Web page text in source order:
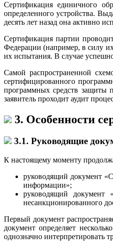
Сертификация единичного
определенного устройства.
десять лет назад она активно
Сертификация партии
Федерации (например, в силу
их испытания. В случае
Самой распространенной
сертифицированного
программных средств защиты
заявитель проходит аудит
3. Особенности
3.1. Руководящие
К настоящему моменту
руководящий документ
информации»;
руководящий документ
несанкционированного
Первый документ
документ определяет
однозначно интерпретировать